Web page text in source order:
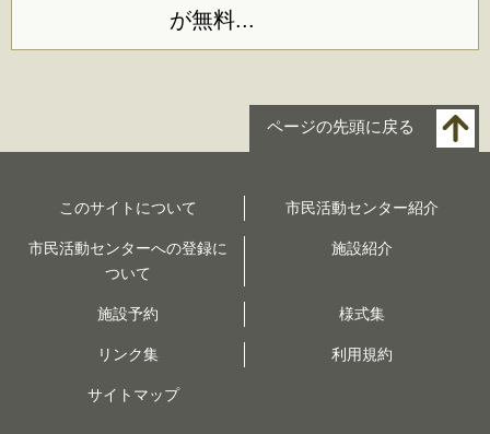
が無料...
ページの先頭に戻る
このサイトについて 市民活動センター紹介
市民活動センターへの登録に
ついて
施設紹介
施設予約 様式集
リンク集 利用規約
サイトマップ